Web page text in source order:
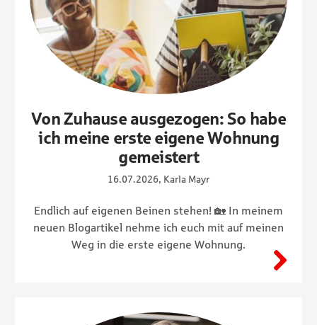
Von Zuhause ausgezogen: So habe
ich meine erste eigene Wohnung
gemeistert
16.07.2026, Karla Mayr
Endlich auf eigenen Beinen stehen! 🏡 In meinem
neuen Blogartikel nehme ich euch mit auf meinen
Weg in die erste eigene Wohnung.